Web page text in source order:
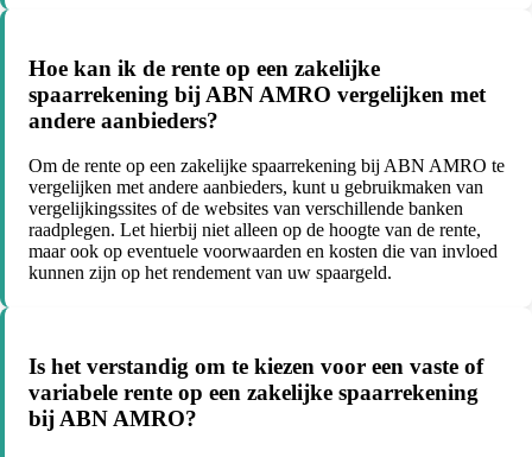
Hoe kan ik de rente op een zakelijke
spaarrekening bij ABN AMRO vergelijken met
andere aanbieders?
Om de rente op een zakelijke spaarrekening bij ABN AMRO te
vergelijken met andere aanbieders, kunt u gebruikmaken van
vergelijkingssites of de websites van verschillende banken
raadplegen. Let hierbij niet alleen op de hoogte van de rente,
maar ook op eventuele voorwaarden en kosten die van invloed
kunnen zijn op het rendement van uw spaargeld.
Is het verstandig om te kiezen voor een vaste of
variabele rente op een zakelijke spaarrekening
bij ABN AMRO?